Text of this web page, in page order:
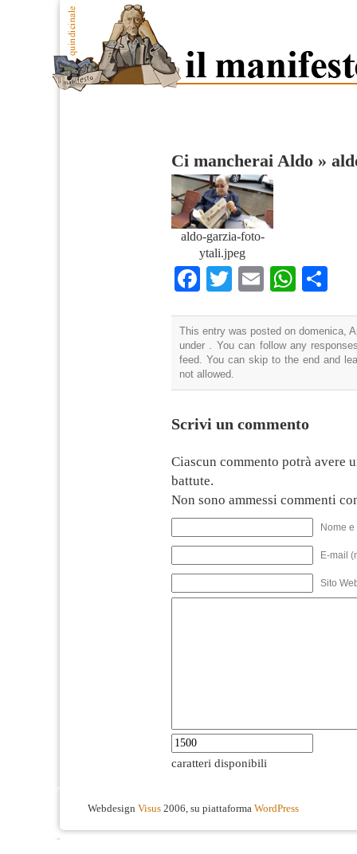
Ci mancherai Aldo »
aldo-garzia-foto-
ytali.jpeg
Facebook
TwitterEmail
This entry was posted on domenica,
under . You can follow any
feed. You can skip to the end and
not allowed.
Scrivi un commento
Ciascun commento potrà avere
battute.
Non sono ammessi commenti
Nome
E-mail
Sito
caratteri disponibili
Webdesign Visus 2006, su piattaforma WordPress